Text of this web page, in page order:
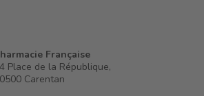
Française
Place de la République,
Carentan